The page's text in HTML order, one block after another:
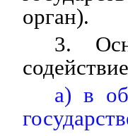
орган).
3.
а) в